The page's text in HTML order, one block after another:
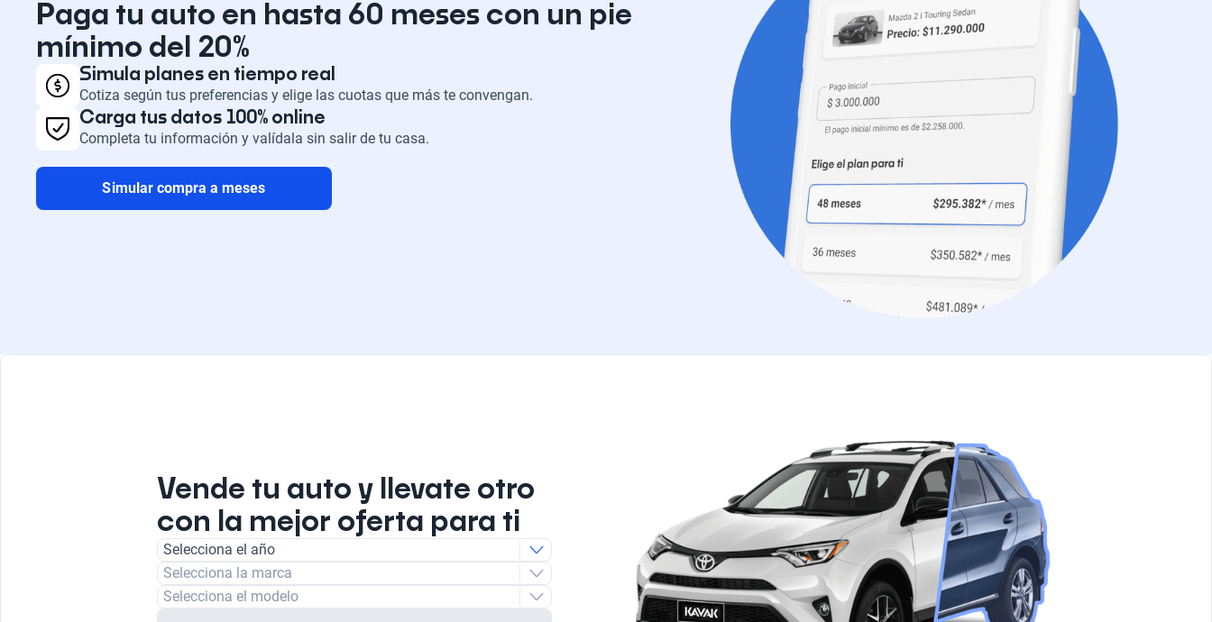
Paga tu auto en hasta 60 meses con un pie
mínimo del 20%
Simula planes en tiempo real
Cotiza según tus preferencias y elige las cuotas que más te convengan.
Carga tus datos 100% online
Completa tu información y valídala sin salir de tu casa.
Simular compra a meses
Vende tu auto y llevate otro
con la mejor oferta para ti
Selecciona el año
Selecciona la marca
Selecciona el modelo